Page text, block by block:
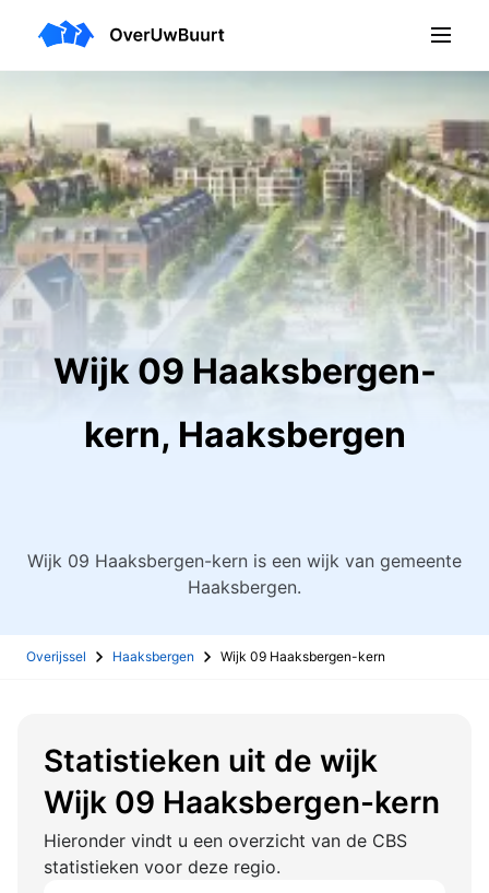
Wijk 09 Haaksbergen-
kern, Haaksbergen
Wijk 09 Haaksbergen-kern is een wijk van gemeente
Haaksbergen.
Overijssel Haaksbergen Wijk 09 Haaksbergen-kern
Statistieken uit de wijk
Wijk 09 Haaksbergen-kern
Hieronder vindt u een overzicht van de CBS
statistieken voor deze regio.